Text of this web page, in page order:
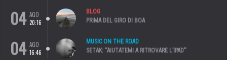
04 AGO
20:16
BLOG
PRIMA DEL GIRO DI BOA
04 AGO
16:46
MUSIC ON THE ROAD
SETAK: “AIUTATEMI A RITROVARE L’IPAD”